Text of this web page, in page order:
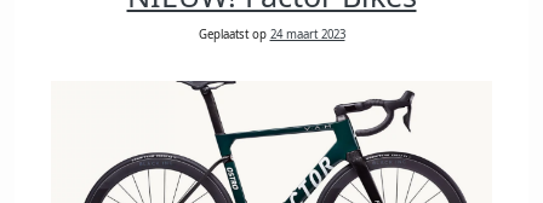
Geplaatst op 24 maart 2023